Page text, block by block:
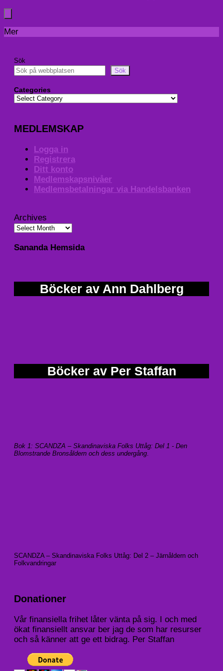
Mer
Sök
Sök
Categories
MEDLEMSKAP
Logga in
Registrera
Ditt konto
Medlemskapsnivåer
Medlemsbetalningar via Handelsbanken
Archives
Sananda Hemsida
Böcker av Ann Dahlberg
Böcker av Per Staffan
Bok 1: SCANDZA – Skandinaviska Folks Uttåg: Del 1 - Den
Blomstrande Bronsåldern och dess undergång.
SCANDZA – Skandinaviska Folks Uttåg: Del 2 – Järnåldern och
Folkvandringar
Donationer
Vår finansiella frihet låter vänta på sig. I och med
ökat finansiellt ansvar ber jag de som har resurser
och så känner att ge ett bidrag. Per Staffan